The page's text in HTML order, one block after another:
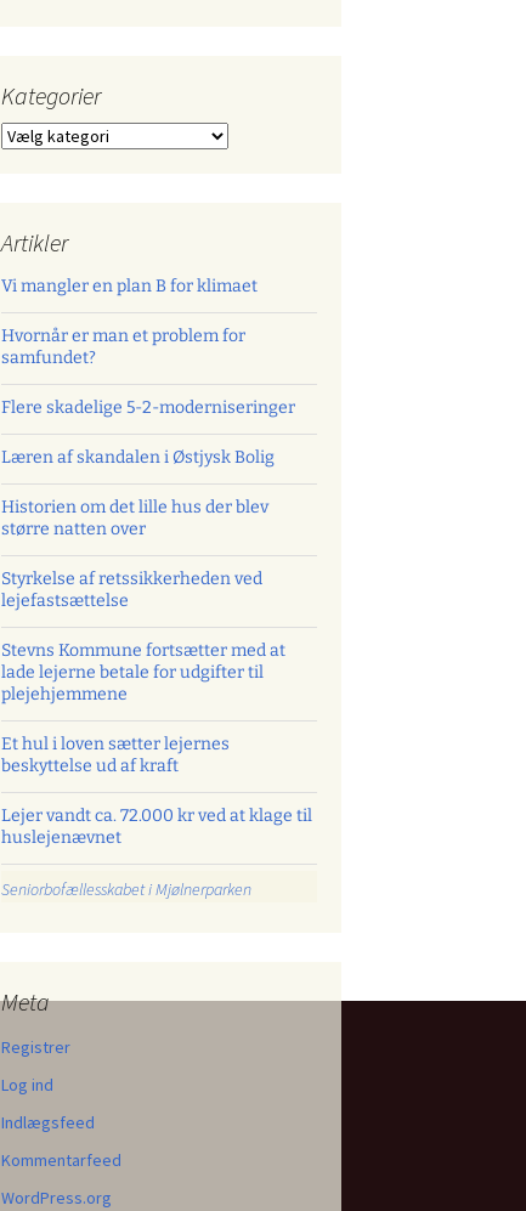
Kategorier
Kategorier
Artikler
Vi mangler en plan B for klimaet
Hvornår er man et problem for
samfundet?
Flere skadelige 5-2-moderniseringer
Læren af skandalen i Østjysk Bolig
Historien om det lille hus der blev
større natten over
Styrkelse af retssikkerheden ved
lejefastsættelse
Stevns Kommune fortsætter med at
lade lejerne betale for udgifter til
plejehjemmene
Et hul i loven sætter lejernes
beskyttelse ud af kraft
Lejer vandt ca. 72.000 kr ved at klage til
huslejenævnet
Seniorbofællesskabet i Mjølnerparken
Meta
Registrer
Log ind
Indlægsfeed
Kommentarfeed
WordPress.org